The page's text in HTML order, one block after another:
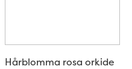
Hårblomma rosa orkide